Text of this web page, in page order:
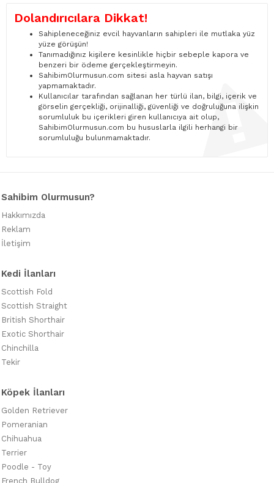
Dolandırıcılara Dikkat!
Sahipleneceğiniz evcil hayvanların sahipleri ile mutlaka yüz
yüze görüşün!
Tanımadığınız kişilere kesinlikle hiçbir sebeple kapora ve
benzeri bir ödeme gerçekleştirmeyin.
SahibimOlurmusun.com sitesi asla hayvan satışı
yapmamaktadır.
Kullanıcılar tarafından sağlanan her türlü ilan, bilgi, içerik ve
görselin gerçekliği, orijinalliği, güvenliği ve doğruluğuna ilişkin
sorumluluk bu içerikleri giren kullanıcıya ait olup,
SahibimOlurmusun.com bu hususlarla ilgili herhangi bir
sorumluluğu bulunmamaktadır.
Sahibim Olurmusun?
Hakkımızda
Reklam
İletişim
Kedi İlanları
Scottish Fold
Scottish Straight
British Shorthair
Exotic Shorthair
Chinchilla
Tekir
Köpek İlanları
Golden Retriever
Pomeranian
Chihuahua
Terrier
Poodle - Toy
French Bulldog